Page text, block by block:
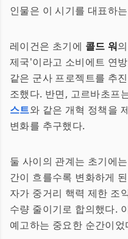
인물은 이 시기를 대표하
레이건은 초기에 콜드 워
제국'이라고 소비에트 연
같은 군사 프로젝트를 추
조했다. 반면, 고르바초프
스트와 같은 개혁 정책을
변화를 추구했다.
둘 사이의 관계는 초기에
간이 흐를수록 변화하게
자가 중거리 핵력 제한 조
수량 줄이기로 합의했다.
예고하는 중요한 순간이었